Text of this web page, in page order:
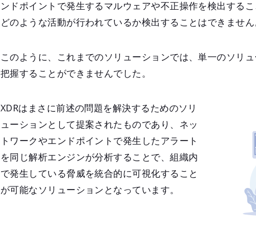
ンドポイントで発生するマルウェアや不正操作を検出する
どのような活動が行われているか検出することはできません
このように、これまでのソリューションでは、単一のソリ
把握することができませんでした。
XDRはまさに前述の問題を解決するためのソリ
ューションとして提案されたものであり、ネッ
トワークやエンドポイントで発生したアラート
を同じ解析エンジンが分析することで、組織内
で発生している脅威を統合的に可視化すること
が可能なソリューションとなっています。